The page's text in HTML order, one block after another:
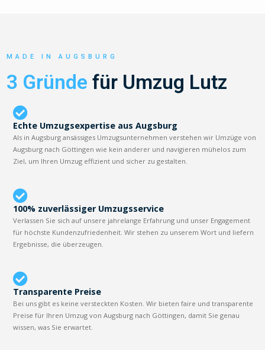
MADE IN AUGSBURG
3 Gründe für Umzug Lutz
Echte Umzugsexpertise aus Augsburg
Als in Augsburg ansässiges Umzugsunternehmen verstehen wir Umzüge von
Augsburg nach Göttingen wie kein anderer und navigieren mühelos zum
Ziel, um Ihren Umzug effizient und sicher zu gestalten.
100% zuverlässiger Umzugsservice
Verlassen Sie sich auf unsere jahrelange Erfahrung und unser Engagement
für höchste Kundenzufriedenheit. Wir stehen zu unserem Wort und liefern
Ergebnisse, die überzeugen.
Transparente Preise
Bei uns gibt es keine versteckten Kosten. Wir bieten faire und transparente
Preise für Ihren Umzug von Augsburg nach Göttingen, damit Sie genau
wissen, was Sie erwartet.